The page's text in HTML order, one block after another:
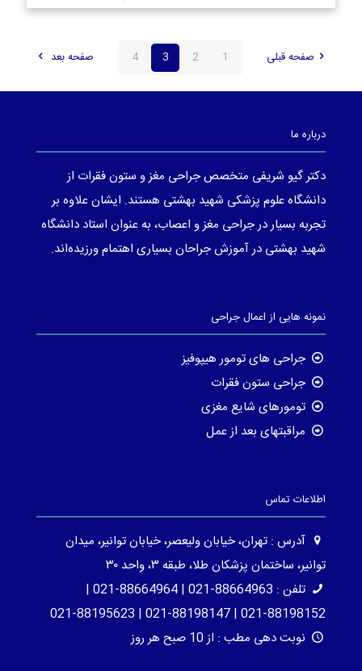
صفحه قبلی 1
2
3
4 صفحه بعد
درباره ما
دکتر گیو شریفی متخصص جراحی مغز و ستون فقرات از
دانشگاه علوم پزشکی شهید بهشتی هستند. ایشان علاوه بر
تجربه بسیار در جراحی مغز و اعصاب، به عنوان استاد دانشگاه
شهید بهشتی در آموزش جراحان بسیاری اهتمام ورزیده‌اند.
نمونه هایی از اعمال جراحی
جراحی های تومور هیپوفیز
جراحی ستون فقرات
تومورهای شایع مغزی
مراقبتهای بعد از عمل
اطلاعات تماس
آدرس : تهران، خیابان ولیعصر، خیابان توانیر، میدان
توانیر، ساختمان پزشکان طلا، طبقه ۳، واحد ۳۰
تلفن : 88664963-021 | 88664964-021 |
88198152-021 | 88198147-021 | 88195623-021
نوبت دهی مطب : از 10 صبح هر روز